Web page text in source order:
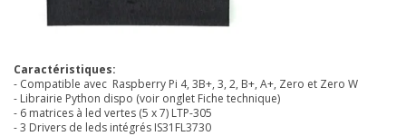
Caractéristiques:
- Compatible avec Raspberry Pi 4, 3B+, 3, 2, B+, A+, Zero et Zero W
- Librairie Python dispo (voir onglet Fiche technique)
- 6 matrices à led vertes (5 x 7) LTP-305
- 3 Drivers de leds intégrés IS31FL3730